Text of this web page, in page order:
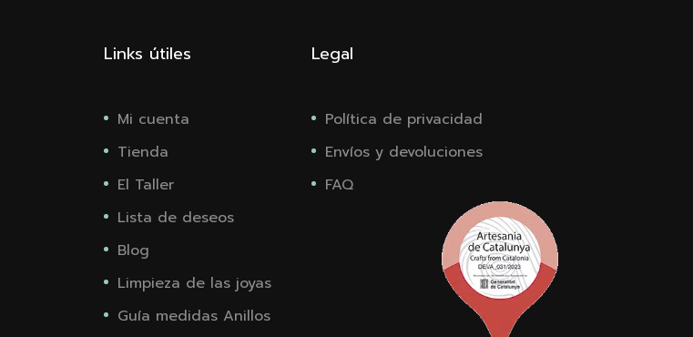
Links útiles
Mi cuenta
Tienda
El Taller
Lista de deseos
Blog
Limpieza de las joyas
Guía medidas Anillos
Legal
Política de privacidad
Envíos y devoluciones
FAQ